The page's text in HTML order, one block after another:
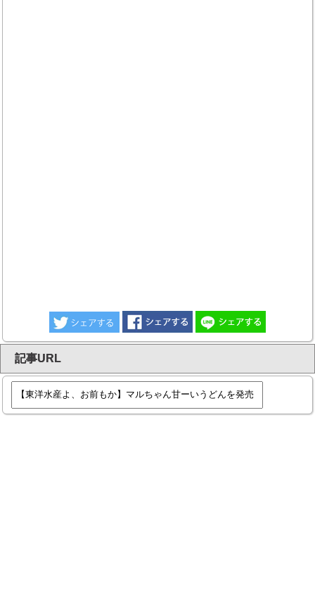
記事URL